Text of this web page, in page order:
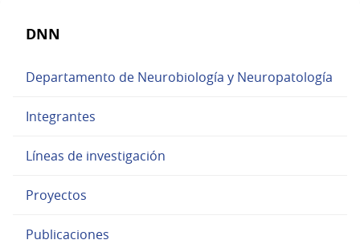
DNN
Departamento de Neurobiología y Neuropatología
Integrantes
Líneas de investigación
Proyectos
Publicaciones